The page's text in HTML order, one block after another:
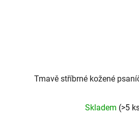
Tmavě stříbrné kožené
Skladem (>5